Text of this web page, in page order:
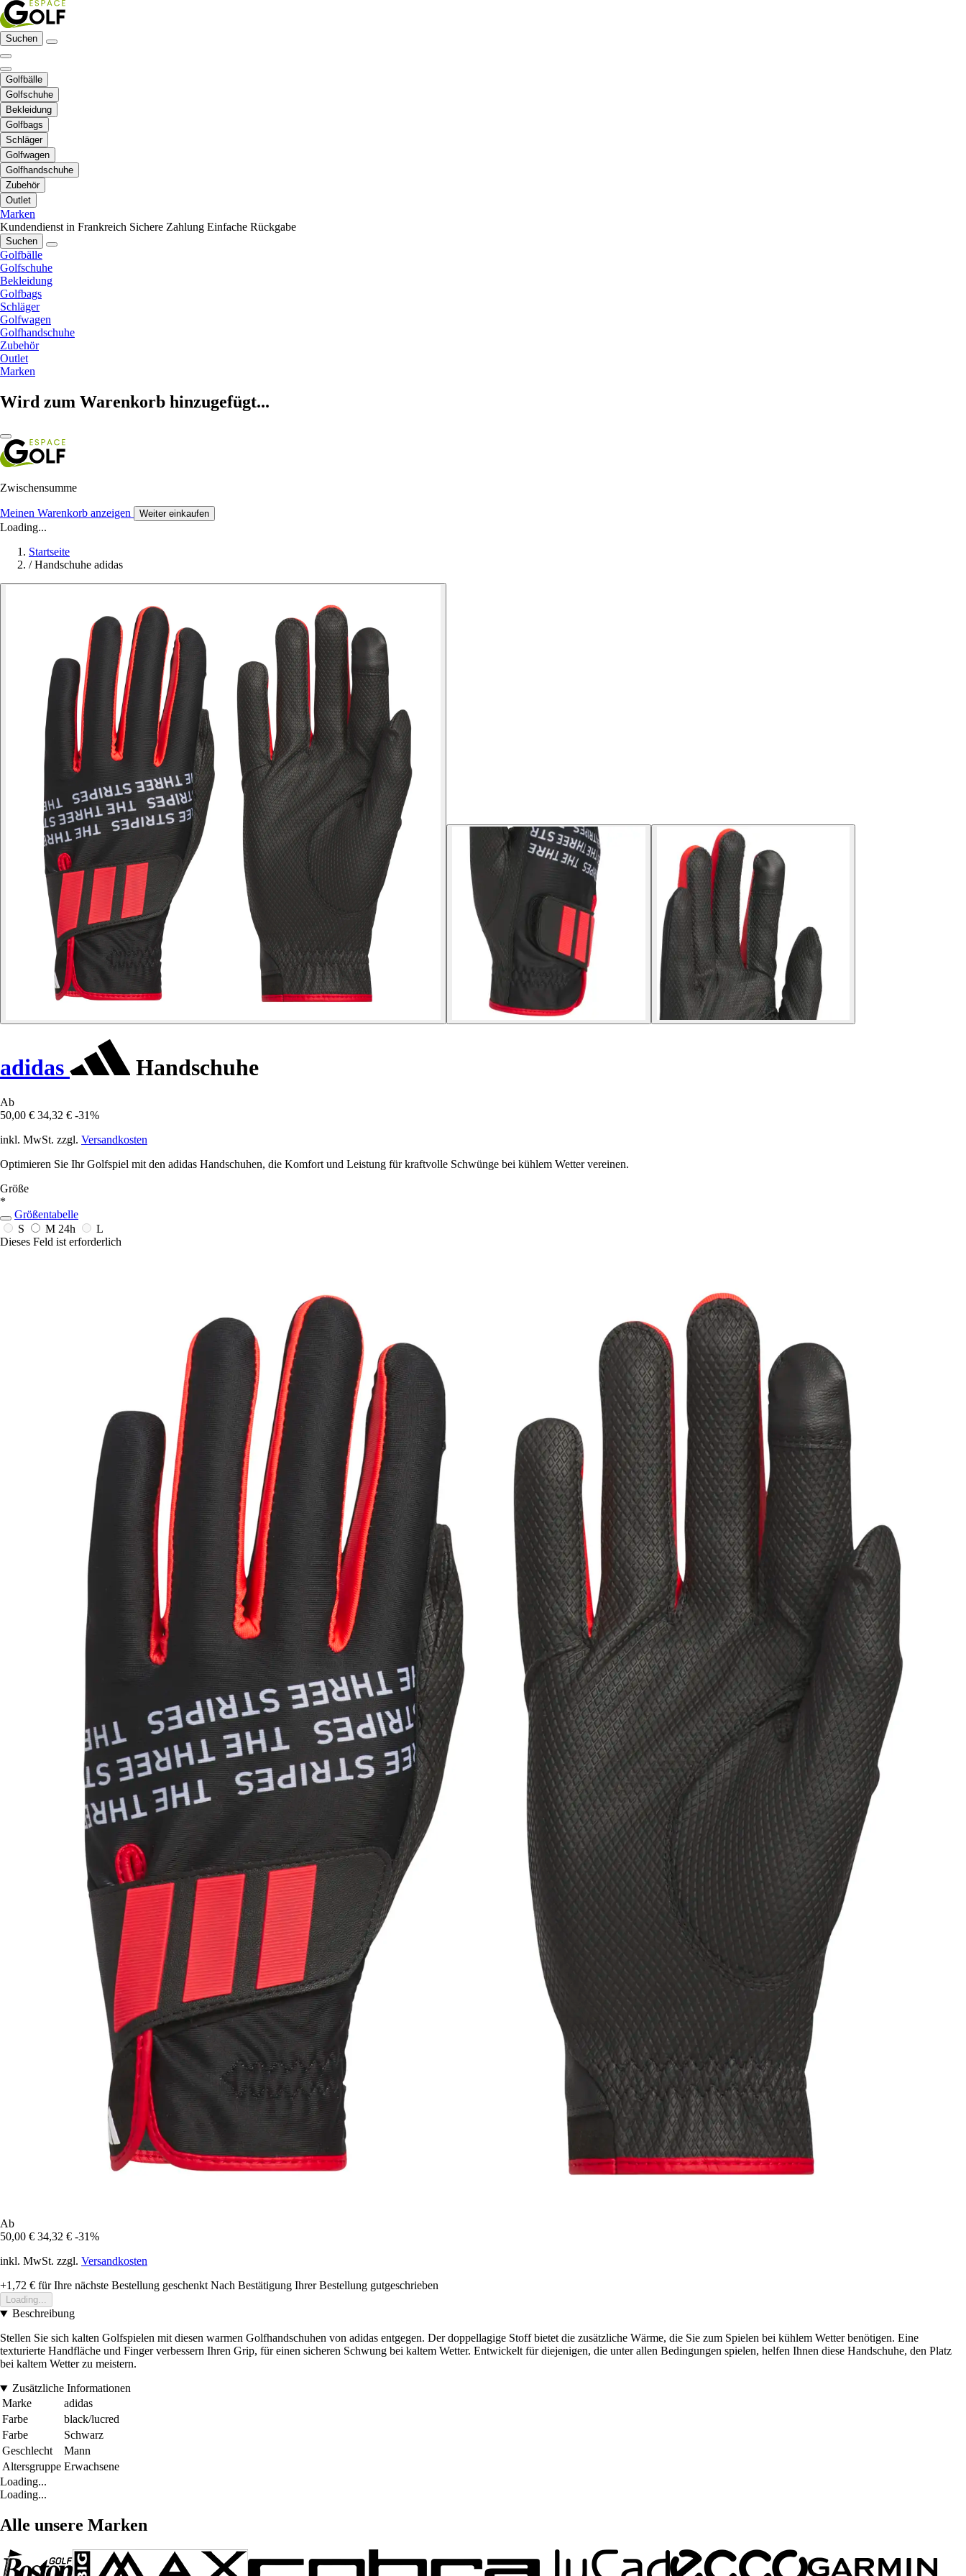
Suchen
Golfbälle
Golfschuhe
Bekleidung
Golfbags
Schläger
Golfwagen
Golfhandschuhe
Zubehör
Outlet
Marken
Kundendienst in Frankreich Sichere Zahlung Einfache Rückgabe
Suchen
Golfbälle
Golfschuhe
Bekleidung
Golfbags
Schläger
Golfwagen
Golfhandschuhe
Zubehör
Outlet
Marken
Wird zum Warenkorb hinzugefügt...
Zwischensumme
Meinen Warenkorb anzeigen Weiter einkaufen
Loading...
Startseite
/ Handschuhe adidas
adidas Handschuhe
Ab
50,00 € 34,32 € -31%
inkl. MwSt. zzgl. Versandkosten
Optimieren Sie Ihr Golfspiel mit den adidas Handschuhen, die Komfort und Leistung für kraftvolle Schwünge bei kühlem Wetter vereinen.
Größe
*
Größentabelle
S
M 24h
L
Dieses Feld ist erforderlich
Ab
50,00 € 34,32 € -31%
inkl. MwSt. zzgl. Versandkosten
+1,72 € für Ihre nächste Bestellung geschenkt Nach Bestätigung Ihrer Bestellung gutgeschrieben
Loading...
Beschreibung
Stellen Sie sich kalten Golfspielen mit diesen warmen Golfhandschuhen von adidas entgegen. Der doppellagige Stoff bietet die zusätzliche Wärme, die Sie zum Spielen bei kühlem Wetter benötigen. Eine
texturierte Handfläche und Finger verbessern Ihren Grip, für einen sicheren Schwung bei kaltem Wetter. Entwickelt für diejenigen, die unter allen Bedingungen spielen, helfen Ihnen diese Handschuhe, den Platz
bei kaltem Wetter zu meistern.
Zusätzliche Informationen
Marke
adidas
Farbe
black/lucred
Farbe
Schwarz
Geschlecht
Mann
Altersgruppe Erwachsene
Loading...
Loading...
Alle unsere Marken